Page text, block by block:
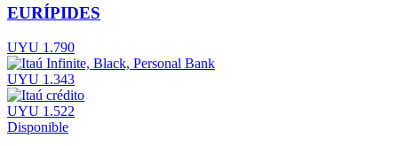
EURÍPIDES
UYU 1.790
UYU 1.343
UYU 1.522
Disponible